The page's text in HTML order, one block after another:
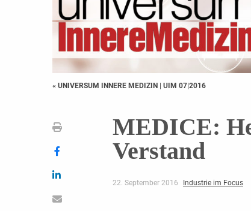
« UNIVERSUM INNERE MEDIZIN | UIM 07|2016
MEDICE:
Verstand
22. September 2016 Industrie im Focus